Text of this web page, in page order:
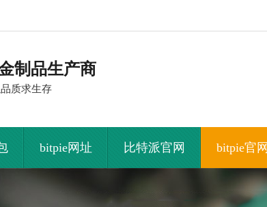
制品生产商
质求生存
bitpie网址 比特派官网 bitpie官网